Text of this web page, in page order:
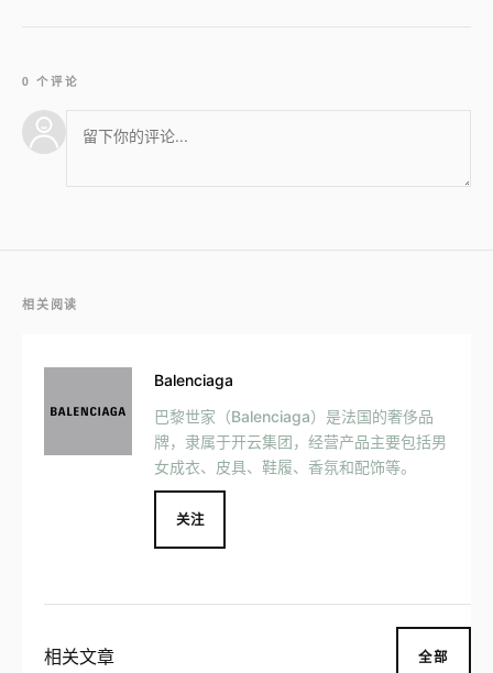
0 个评论
相关阅读
Balenciaga
巴黎世家（Balenciaga）是法国的奢侈品
牌，隶属于开云集团，经营产品主要包括男
女成衣、皮具、鞋履、香氛和配饰等。
关注
相关文章 全部